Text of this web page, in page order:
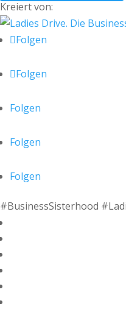
Kreiert von:
Folgen
Folgen
Folgen
Folgen
Folgen
#BusinessSisterhood